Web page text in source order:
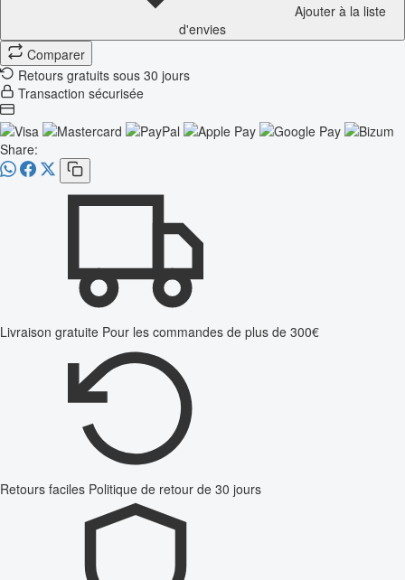
Ajouter à la liste
d'envies
Comparer
Retours gratuits sous 30 jours
Transaction sécurisée
Share:
Livraison gratuite Pour les commandes de plus de 300€
Retours faciles Politique de retour de 30 jours